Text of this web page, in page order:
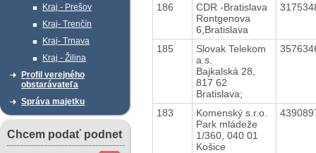
Kraj - Prešov
Kraj- Trenčín
Kraj- Trnava
Kraj - Žilina
Profil verejného
obstarávateľa
Správa majetku
Chcem podať podnet
186
CDR -Bratislava
Rontgenova
6,Bratislava
185
Slovak Telekom
a.s.
Bajkalská 28,
817 62
Bratislava;
183
Komenský s.r.o.
Park mládeže
1/360, 040 01
Košice